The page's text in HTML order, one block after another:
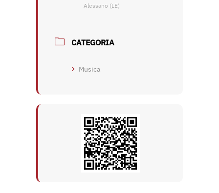
Alessano (LE)
CATEGORIA
Musica